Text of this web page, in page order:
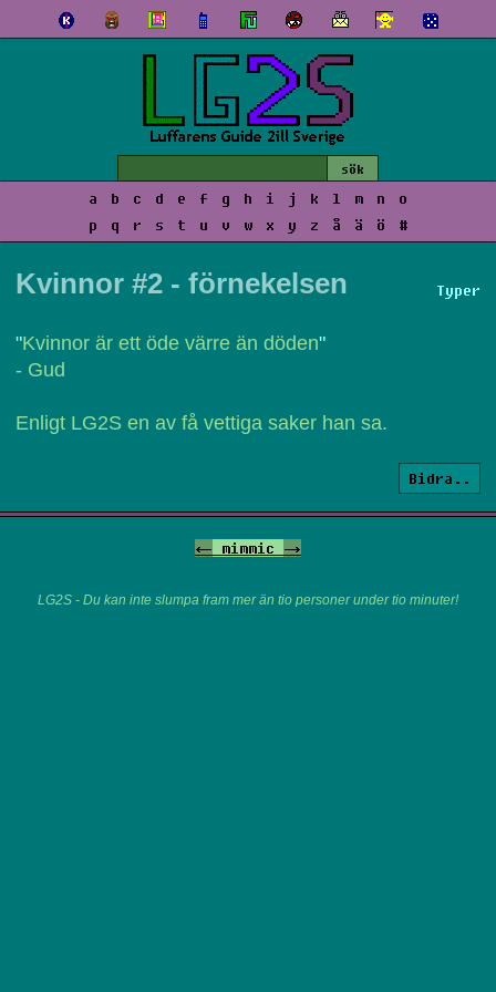
a b c d e f g h i j k l m n
o
p
q r s t u v w x y z å ä ö #
Typer
Kvinnor #2 - förnekelsen
"Kvinnor är ett öde värre än döden"
- Gud
Enligt LG2S en av få vettiga saker han sa.
Bidra..
<- mimmic ->
LG2S - Du kan inte slumpa fram mer än tio personer under tio minuter!